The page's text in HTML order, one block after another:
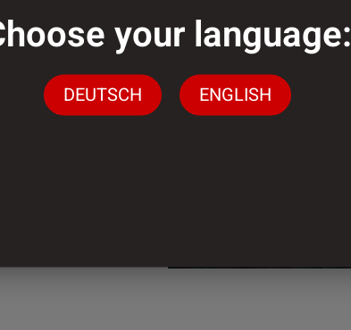
wir Ihnen
your language:
DEUTSCH ENGLISH